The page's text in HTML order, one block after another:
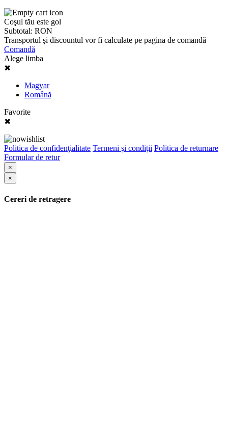
Coşul tău este gol
Subtotal: RON
Transportul şi discountul vor fi calculate pe pagina de comandă
Comandă
Alege limba
✖
Magyar
Română
Favorite
✖
Politica de confidenţialitate Termeni şi condiţii Politica de returnare
Formular de retur
×
×
Cereri de retragere